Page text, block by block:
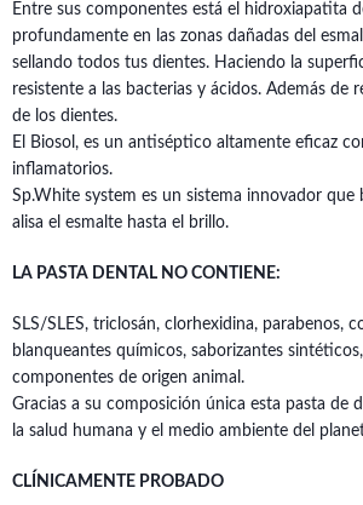
Entre sus componentes está el hidroxiapatita
profundamente en las zonas dañadas del
sellando todos tus dientes. Haciendo la
resistente a las bacterias y ácidos. Además de
de los dientes.
El Biosol, es un antiséptico altamente eficaz
inflamatorios.
Sp.White system es un sistema innovador que
alisa el esmalte hasta el brillo.
LA PASTA DENTAL NO CONTIENE:
SLS/SLES, triclosán, clorhexidina, parabenos,
blanqueantes químicos, saborizantes
componentes de origen animal.
Gracias a su composición única esta pasta de
la salud humana y el medio ambiente del
CLÍNICAMENTE PROBADO